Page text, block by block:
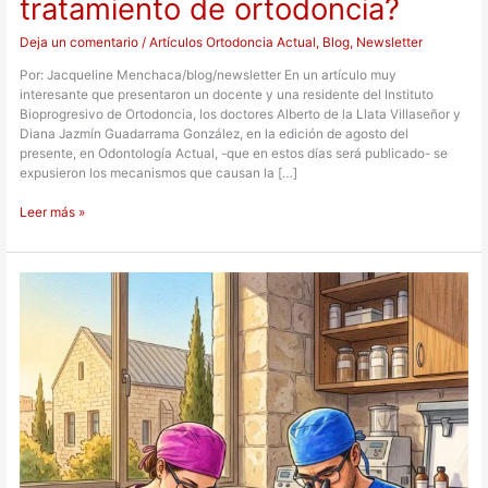
tratamiento de ortodoncia?
Deja un comentario /Artículos Ortodoncia Actual, Blog, Newsletter
Por: Jacqueline Menchaca/blog/newsletter En un artículo muy
interesante que presentaron un docente y una residente del Instituto
Bioprogresivo de Ortodoncia, los doctores Alberto de la Llata Villaseñor y
Diana Jazmín Guadarrama González, en la edición de agosto del
presente, en Odontología Actual, -que en estos días será publicado- se
expusieron los mecanismos que causan la […]
Leer más »
simposio
internacional
sobre
medicina
forense
y
los